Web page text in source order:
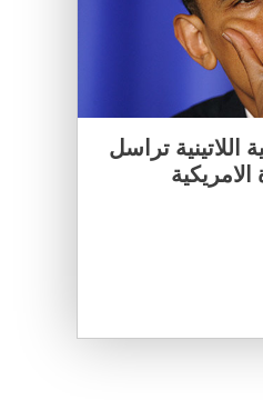
اللاتينية تراسل